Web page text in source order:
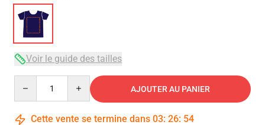
Voir le guide des tailles
AJOUTER AU PANIER
Cette vente se termine dans 03: 26: 54